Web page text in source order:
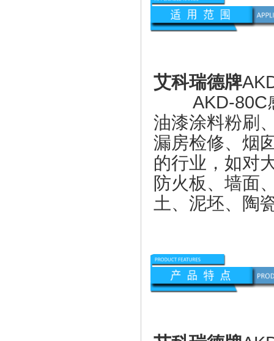
艾科瑞德牌
AKD-80C
油漆涂料粉刷
漏房检修、烟
的行业，如对
防火板、墙面
土、泥坯、陶